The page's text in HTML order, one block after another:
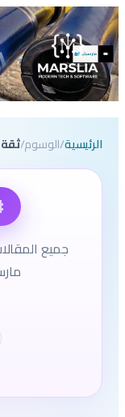
تخطى
إلى
المحتوى
الرئيسية/الوسوم/
جميع